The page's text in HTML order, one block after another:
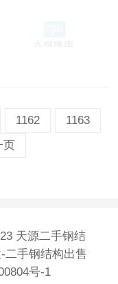
1162
1163
页
天源二手钢结
二手钢结构出售
号-1